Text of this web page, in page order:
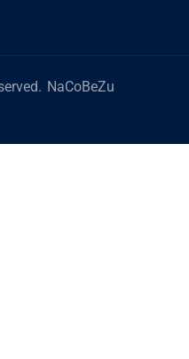
NaCoBeZu